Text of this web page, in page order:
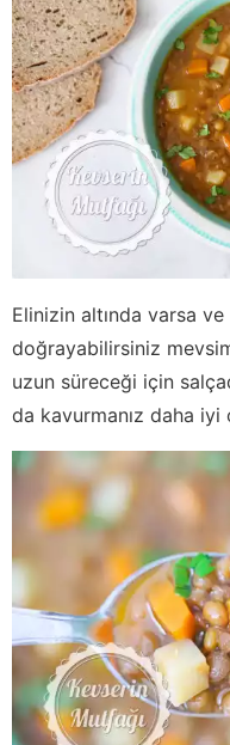
Elinizin altında varsa
doğrayabilirsiniz
uzun süreceği için
da kavurmanız daha iyi